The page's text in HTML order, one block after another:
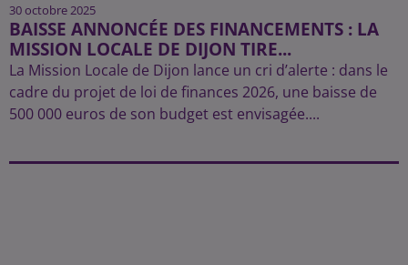
30 octobre 2025
BAISSE ANNONCÉE DES FINANCEMENTS : LA
MISSION LOCALE DE DIJON TIRE...
La Mission Locale de Dijon lance un cri d’alerte : dans le
cadre du projet de loi de finances 2026, une baisse de
500 000 euros de son budget est envisagée....